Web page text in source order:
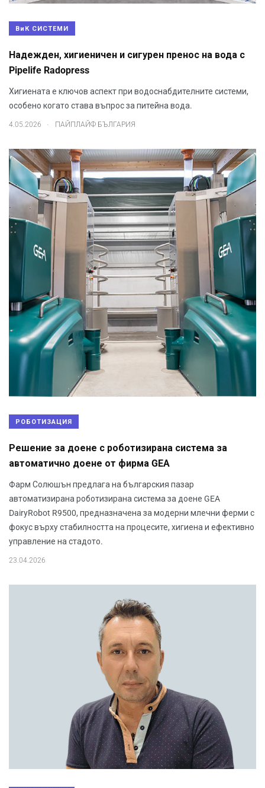
ВиК СИСТЕМИ
Надежден, хигиеничен и сигурен пренос на вода с
Pipelife Radopress
Хигиената е ключов аспект при водоснабдителните системи,
особено когато става въпрос за питейна вода.
4.05.2026 . ПАЙПЛАЙФ БЪЛГАРИЯ
РОБОТИЗАЦИЯ
Решение за доене с роботизирана система за
автоматично доене от фирма GEA
Фарм Солюшън предлага на българския пазар
автоматизирана роботизирана система за доене GEA
DairyRobot R9500, предназначена за модерни млечни ферми с
фокус върху стабилността на процесите, хигиена и ефективно
управление на стадото.
23.04.2026